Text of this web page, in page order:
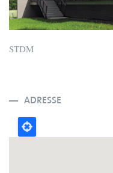
STDM
ADRESSE